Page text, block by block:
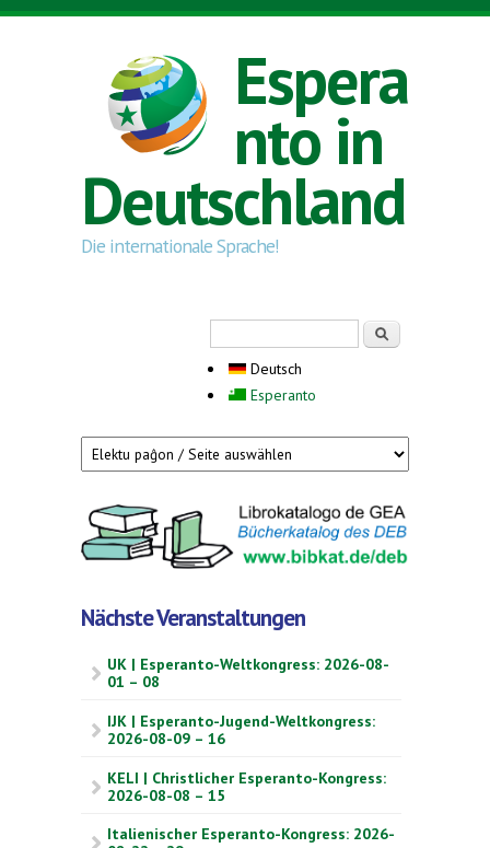
Direkt zum Inhalt
Espera
nto in
Deutschland
Die internationale Sprache!
Deutsch
Esperanto
Nächste Veranstaltungen
UK | Esperanto-Weltkongress: 2026-08-
01 – 08
IJK | Esperanto-Jugend-Weltkongress:
2026-08-09 – 16
KELI | Christlicher Esperanto-Kongress:
2026-08-08 – 15
Italienischer Esperanto-Kongress: 2026-